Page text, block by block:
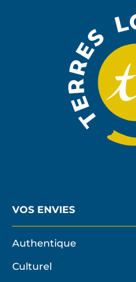
VOS ENVIES
Authentique
Culturel